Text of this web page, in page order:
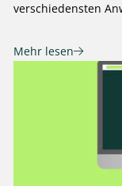
verschiedensten
Mehr lesen